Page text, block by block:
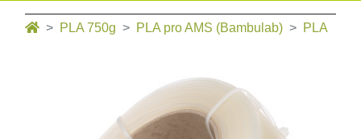
PLA 750g PLA pro AMS (Bambulab) PLA